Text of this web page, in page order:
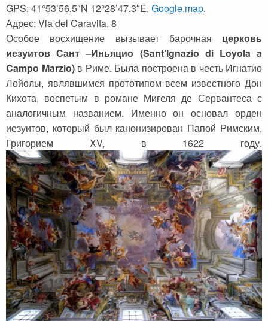
GPS: 41°53’56.5″N 12°28’47.3″E, Google.map.
Адрес: Via del Caravita, 8
Особое восхищение вызывает барочная церковь
иезуитов Сант –Иньяцио (Sant’Ignazio di Loyola a
Campo Marzio) в Риме. Была построена в честь Игнатио
Лойолы, являвшимся прототипом всем известного Дон
Кихота, воспетым в романе Мигеля де Сервантеса с
аналогичным названием. Именно он основал орден
иезуитов, который был канонизирован Папой Римским,
Григорием XV, в 1622 году.